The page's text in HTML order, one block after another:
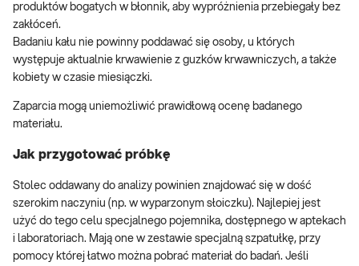
produktów bogatych w błonnik, aby wypróżnienia przebiegały bez
zakłóceń.
Badaniu kału nie powinny poddawać się osoby, u których
występuje aktualnie krwawienie z guzków krwawniczych, a także
kobiety w czasie miesiączki.
Zaparcia mogą uniemożliwić prawidłową ocenę badanego
materiału.
Jak przygotować próbkę
Stolec oddawany do analizy powinien znajdować się w dość
szerokim naczyniu (np. w wyparzonym słoiczku). Najlepiej jest
użyć do tego celu specjalnego pojemnika, dostępnego w aptekach
i laboratoriach. Mają one w zestawie specjalną szpatułkę, przy
pomocy której łatwo można pobrać materiał do badań. Jeśli